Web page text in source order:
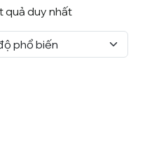
quả duy nhất